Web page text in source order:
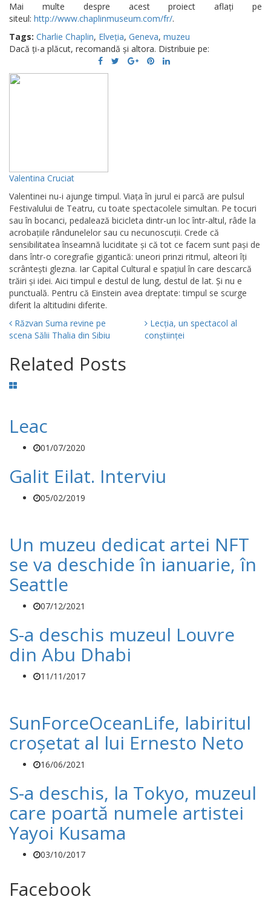
Mai multe despre acest proiect aflați pe
siteul: http://www.chaplinmuseum.com/fr/.
Tags: Charlie Chaplin, Elveția, Geneva, muzeu
Dacă ți-a plăcut, recomandă și altora. Distribuie pe:
Valentina Cruciat
Valentinei nu-i ajunge timpul. Viața în jurul ei parcă are pulsul
Festivalului de Teatru, cu toate spectacolele simultan. Pe tocuri
sau în bocanci, pedalează bicicleta dintr-un loc într-altul, râde la
acrobațiile rândunelelor sau cu necunoscuții. Crede că
sensibilitatea înseamnă luciditate și că tot ce facem sunt pași de
dans într-o coregrafie gigantică: uneori prinzi ritmul, alteori îți
scrântești glezna. Iar Capital Cultural e spațiul în care descarcă
trăiri și idei. Aici timpul e destul de lung, destul de lat. Și nu e
punctuală. Pentru că Einstein avea dreptate: timpul se scurge
diferit la altitudini diferite.
Răzvan Suma revine pe
scena Sălii Thalia din Sibiu
Lecția, un spectacol al
conștiinței
Related Posts
Leac
01/07/2020
Galit Eilat. Interviu
05/02/2019
Un muzeu dedicat artei NFT
se va deschide în ianuarie, în
Seattle
07/12/2021
S-a deschis muzeul Louvre
din Abu Dhabi
11/11/2017
SunForceOceanLife, labiritul
croșetat al lui Ernesto Neto
16/06/2021
S-a deschis, la Tokyo, muzeul
care poartă numele artistei
Yayoi Kusama
03/10/2017
Facebook